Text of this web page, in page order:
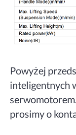
Powyżej
inteligentnych
prosimy o